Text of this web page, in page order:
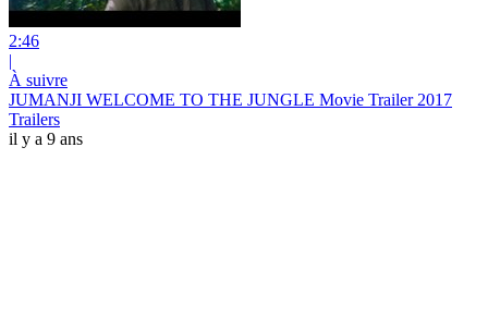
2:46
|
À suivre
JUMANJI WELCOME TO THE JUNGLE Movie Trailer 2017
Trailers
il y a 9 ans